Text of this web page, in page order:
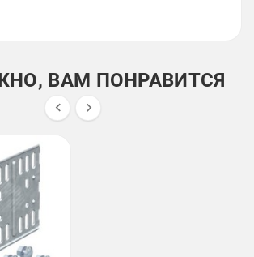
ВАМ ПОНРАВИТСЯ
 